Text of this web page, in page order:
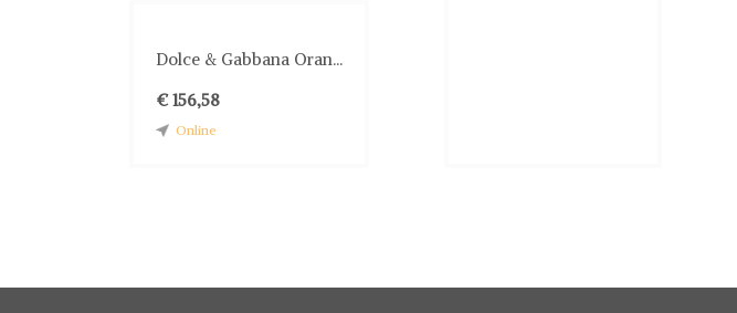
Dolce & Gabbana Oran...
€ 156,58
Online